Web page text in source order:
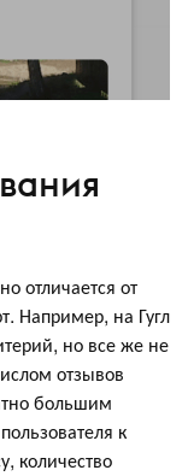
отличается от
Например, на Гугл
но все же не
отзывов
большим
к
количество